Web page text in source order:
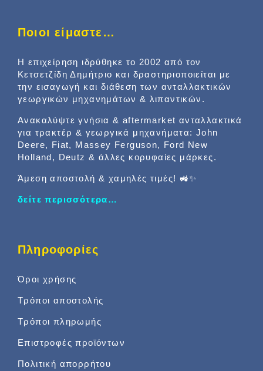
Ποιοι είμαστε…
Η επιχείρηση ιδρύθηκε το 2002 από τον
Κετσετζίδη Δημήτριο και δραστηριοποιείται με
την εισαγωγή και διάθεση των ανταλλακτικών
γεωργικών μηχανημάτων & λιπαντικών.
Ανακαλύψτε γνήσια & aftermarket ανταλλακτικά
για τρακτέρ & γεωργικά μηχανήματα: John
Deere, Fiat, Massey Ferguson, Ford New
Holland, Deutz & άλλες κορυφαίες μάρκες.
Άμεση αποστολή & χαμηλές τιμές! 🚜✨
δείτε περισσότερα…
Πληροφορίες
Όροι χρήσης
Τρόποι αποστολής
Τρόποι πληρωμής
Επιστροφές προϊόντων
Πολιτική απορρήτου